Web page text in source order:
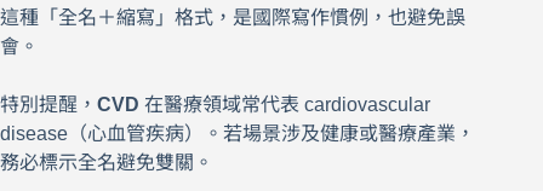
這種「全名＋縮寫」格式，是國際寫作慣例，也避免誤
會。
特別提醒， CVD 在醫療領域常代表 cardiovascular
disease（心血管疾病）。若場景涉及健康或醫療產業，
務必標示全名避免雙關。